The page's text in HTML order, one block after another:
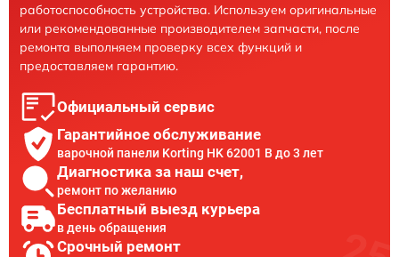
работоспособность устройства. Используем оригинальные
или рекомендованные производителем запчасти, после
ремонта выполняем проверку всех функций и
предоставляем гарантию.
Официальный сервис
Гарантийное обслуживание
варочной панели Korting HK 62001 B до 3 лет
Диагностика за наш счет,
ремонт по желанию
Бесплатный выезд курьера
в день обращения
Срочный ремонт